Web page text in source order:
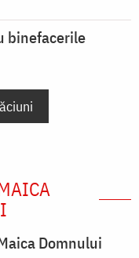
binefacerile
Domnului